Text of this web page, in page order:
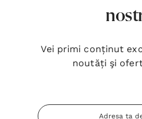
Vei primi conținut
noutăți şi
Adresa